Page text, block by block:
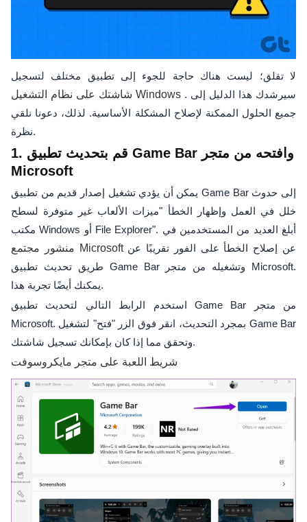
لا تقلق؛ ليست هناك حاجة للجوء إلى تطبيق مختلف لتسجيل
شاشتك على نظام التشغيل Windows . سيرشدك هذا الدليل إلى
جميع الحلول الممكنة لإصلاح المشكلة الأساسية. لذلك، دعونا نلقي
نظرة.
1. قم بتحديث تطبيق Game Bar وافتحه من متجر
Microsoft
يمكن أن يؤدي تشغيل إصدار قديم من تطبيق Game Bar إلى حدوث
خلل في العمل وإظهار الخطأ "ميزات الألعاب غير متوفرة لسطح
مكتب Windows أو File Explorer". أبلغ العديد من المستخدمين في
منشور مجتمع Microsoftعن إصلاح الخطأ على الفور تقريبًا عن
طريق تحديث تطبيق Game Bar وتشغيله من متجر Microsoft.
يمكنك أيضًا تجربة هذا.
استخدم الرابط التالي لتحديث تطبيق Game Bar من متجر
Microsoft. بمجرد التحديث، انقر فوق الزر "فتح" لتشغيل Game Bar
وتحقق مما إذا كان بإمكانك تسجيل شاشتك.
شريط اللعبة على متجر مايكروسوفت